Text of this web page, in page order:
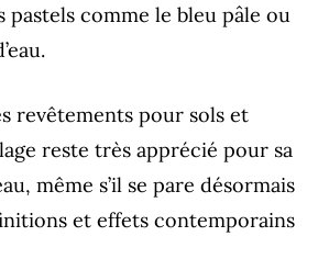
pastels comme le bleu pâle ou
revêtements pour sols et
reste très apprécié pour sa
même s’il se pare désormais
et effets contemporains